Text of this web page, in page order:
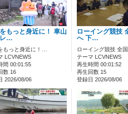
もっと身近に！ 車山
…
もっと身近に！…
LCVNEWS
間 00:01:55
数 16
2026/08/06
ローイング競技
へ 下…
ローイング競技 全
テーマ LCVNEWS
再生時間 00:01:52
再生回数 15
登録日 2026/08/06